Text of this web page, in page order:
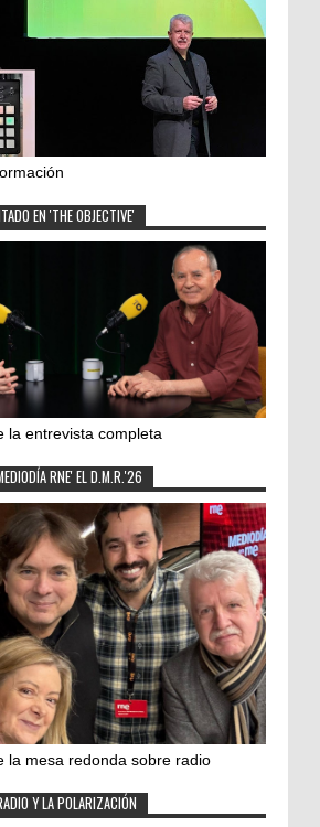
EN 'THE OBJECTIVE'
la entrevista completa
RNE' EL D.M.R.'26
la mesa redonda sobre radio
Y LA POLARIZACIÓN